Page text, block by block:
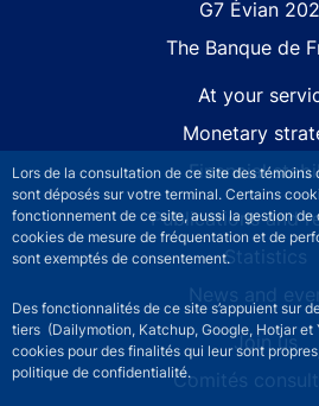
Lors de la consultation de ce site des témoins
sont déposés sur votre terminal. Certains
fonctionnement de ce site, aussi la gestion de
cookies de mesure de fréquentation et de
sont exemptés de consentement.
Des fonctionnalités de ce site s’appuient sur
tiers (Dailymotion, Katchup, Google, Hotjar et
cookies pour des finalités qui leur sont
politique de confidentialité.
G7 Évian
The Banque de
At your
Monetary
Financial
Publications and
Statistics
News and
Join us
Comités